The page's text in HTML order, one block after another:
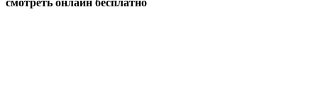
смотреть онлайн бесплатно